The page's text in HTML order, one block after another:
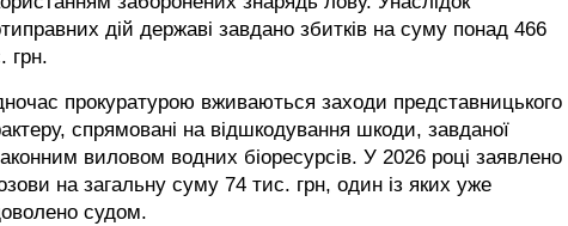
дій державі завдано збитків на суму понад 466
грн.
прокуратурою вживаються заходи представницького
спрямовані на відшкодування шкоди, завданої
виловом водних біоресурсів. У 2026 році заявлено
на загальну суму 74 тис. грн, один із яких уже
судом.